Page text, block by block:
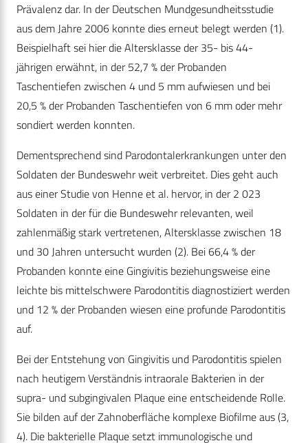
Prävalenz dar. In der Deutschen Mundgesundheitsstudie
aus dem Jahre 2006 konnte dies erneut belegt werden (1).
Beispielhaft sei hier die Altersklasse der 35- bis 44-
jährigen erwähnt, in der 52,7 % der Probanden
Taschentiefen zwischen 4 und 5 mm aufwiesen und bei
20,5 % der Probanden Taschentiefen von 6 mm oder mehr
sondiert werden konnten.
Dementsprechend sind Parodontalerkrankungen unter den
Soldaten der Bundeswehr weit verbreitet. Dies geht auch
aus einer Studie von Henne et al. hervor, in der 2 023
Soldaten in der für die Bundeswehr relevanten, weil
zahlenmäßig stark vertretenen, Altersklasse zwischen 18
und 30 Jahren untersucht wurden (2). Bei 66,4 % der
Probanden konnte eine Gingivitis beziehungsweise eine
leichte bis mittelschwere Parodontitis diagnostiziert werden
und 12 % der Probanden wiesen eine profunde Parodontitis
auf.
Bei der Entstehung von Gingivitis und Parodontitis spielen
nach heutigem Verständnis intraorale Bakterien in der
supra- und subgingivalen Plaque eine entscheidende Rolle.
Sie bilden auf der Zahnoberfläche komplexe Biofilme aus (3,
4). Die bakterielle Plaque setzt immunologische und